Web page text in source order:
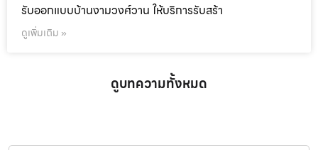
รับออกแบบบ้านงามวงศ์วาน ให้บริการรับสร้า
ดูเพิ่มเติม »
ดูบทความทั้งหมด